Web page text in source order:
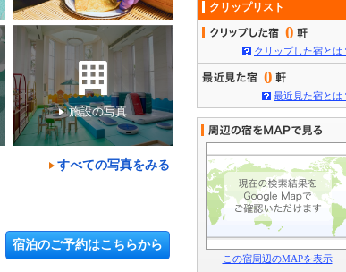
施設の写真
すべての写真をみる
宿泊のご予約はこちらから
クリップリスト
0
クリップした宿とは
0
最近見た宿とは
この宿周辺のMAPを表示